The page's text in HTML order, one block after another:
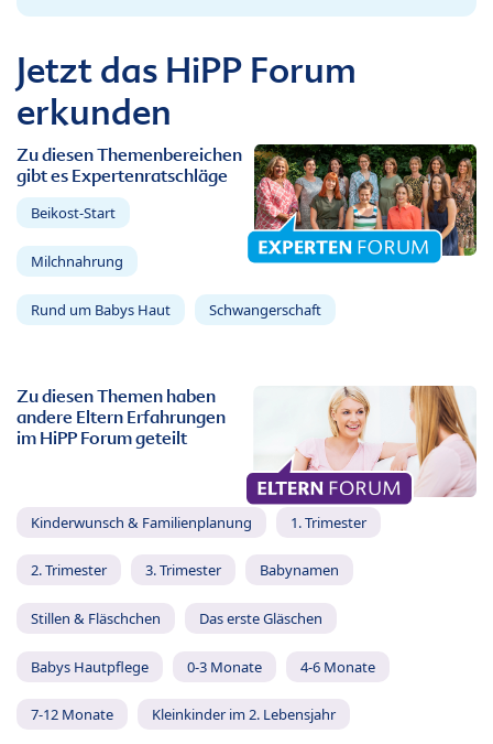
Jetzt das HiPP Forum
erkunden
Zu diesen Themenbereichen
gibt es Expertenratschläge
Beikost-Start
Milchnahrung
Rund um Babys Haut Schwangerschaft
Zu diesen Themen haben
andere Eltern Erfahrungen
im HiPP Forum geteilt
Kinderwunsch & Familienplanung 1. Trimester
2. Trimester 3. Trimester Babynamen
Stillen & Fläschchen Das erste Gläschen
Babys Hautpflege 0-3 Monate 4-6 Monate
7-12 Monate Kleinkinder im 2. Lebensjahr